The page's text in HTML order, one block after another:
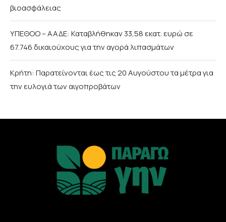
βιοασφάλειας
ΥΠΕΘΟΟ – ΑΑΔΕ: Καταβλήθηκαν 33,58 εκατ. ευρώ σε
67.746 δικαιούχους για την αγορά λιπασμάτων
Κρήτη: Παρατείνονται έως τις 20 Αυγούστου τα μέτρα για
την ευλογιά των αιγοπροβάτων